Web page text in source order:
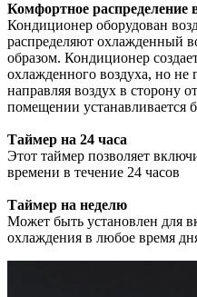
Комфортное распределение
Кондиционер оборудован
распределяют охлажденный
образом. Кондиционер
охлажденного воздуха, но не
направляя воздух в сторону
помещении устанавливается
Таймер на 24 часа
Этот таймер позволяет
времени в течение 24 часов
Таймер на неделю
Может быть установлен для
охлаждения в любое время